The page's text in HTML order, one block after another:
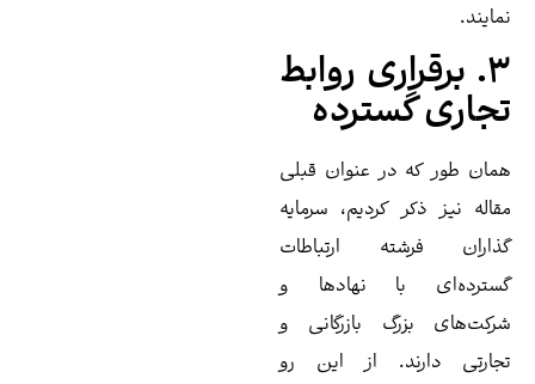
۳. برقراری روابط
گسترده
طور که در عنوان قبلی
نیز ذکر کردیم، سرمایه‌
فرشته ارتباطات
با نهادها و
بزرگ بازرگانی و
دارند. از این رو